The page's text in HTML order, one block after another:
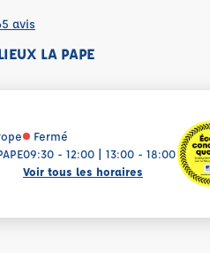
avis
LA PAPE
Fermé
09:30 - 12:00 | 13:00 - 18:00
Voir tous les horaires